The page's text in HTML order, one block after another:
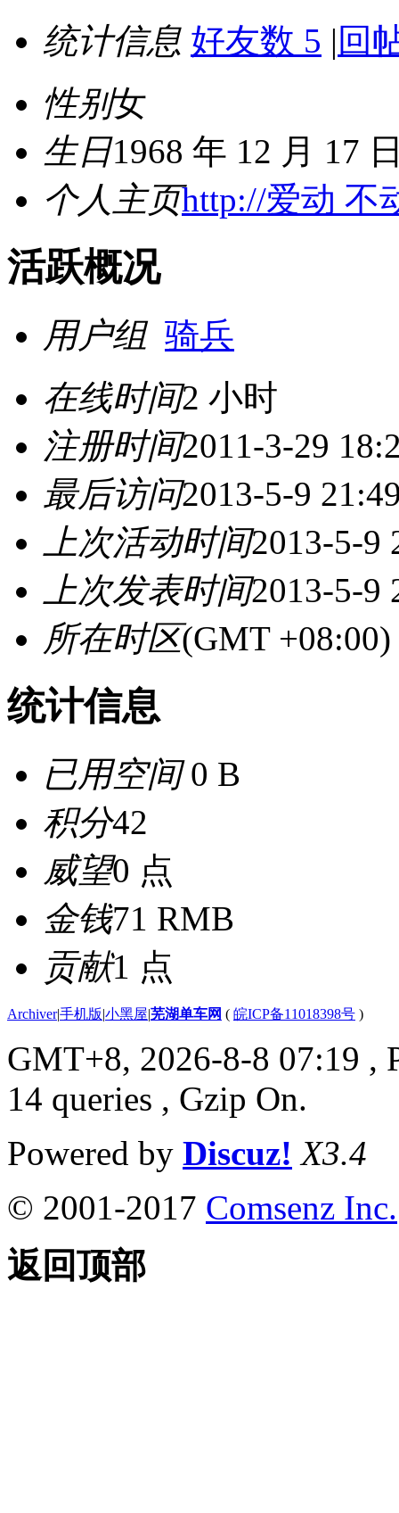
统计信息 好友数 5 | 回
性别女
生日1968 年 12 月 17
个人主页http://爱动 不
活跃概况
用户组 骑兵
在线时间2 小时
注册时间2011-3-29
最后访问2013-5-9
上次活动时间2013-5-9
上次发表时间2013-5-9
所在时区(GMT
统计信息
已用空间0 B
积分42
威望0 点
金钱71 RMB
贡献1 点
Archiver|手机版|小黑屋|芜湖单车网 ( 皖ICP备11018398号 )
GMT+8, 2026-8-8 07:19 ,
14 queries , Gzip On.
Powered by Discuz! X3.4
© 2001-2017 Comsenz Inc.
返回顶部